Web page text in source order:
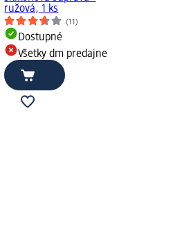
ružová, 1 ks
(11)
Dostupné
Všetky dm predajne